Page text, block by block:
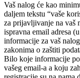
Vaš nalog će kao
daljem tekstu “vaše
za prijavljivanje na vaš
ispravna email adresa
informacije za vaš
zakonima o zaštiti
Bilo koje informacije
vašeg email-a a koju